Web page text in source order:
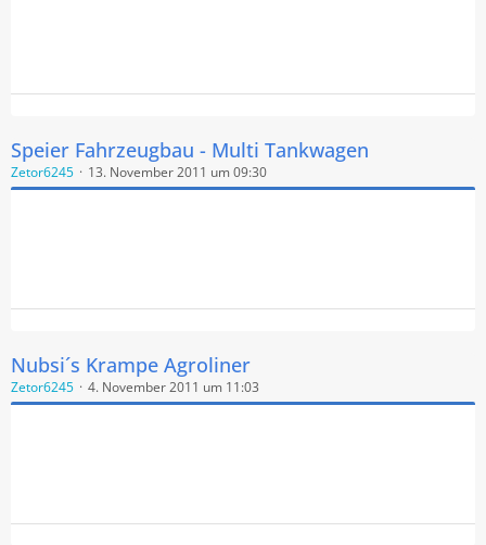
Speier Fahrzeugbau - Multi Tankwagen
Zetor6245 13. November 2011 um 09:30
Nubsi´s Krampe Agroliner
Zetor6245 4. November 2011 um 11:03